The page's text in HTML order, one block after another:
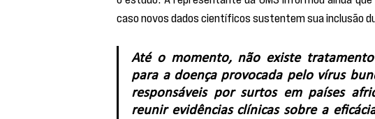
caso novos dados científicos sustentem sua inclusão
Até o momento, não existe
para a doença provocada pelo vírus
responsáveis por surtos em países
reunir evidências clínicas sobre a